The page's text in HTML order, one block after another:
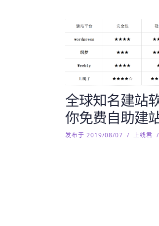
全球知名建站
你免费自助建
发布于 2019/08/07 / 上线君 /